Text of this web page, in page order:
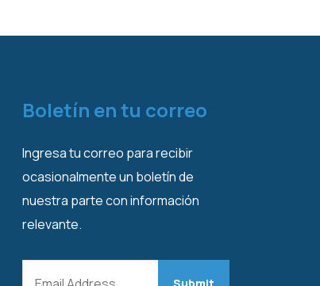
Boletín en tu correo
Ingresa tu correo para recibir
ocasionalmente un boletín de
nuestra parte con información
relevante.